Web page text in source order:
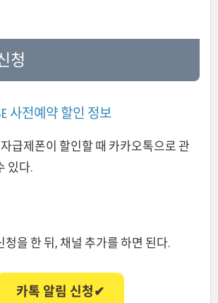
청
사전예약 할인 정보
자급제폰이 할인할 때 카카오톡으로 관
있다.
청을 한 뒤, 채널 추가를 하면 된다.
카톡 알림 신청✔